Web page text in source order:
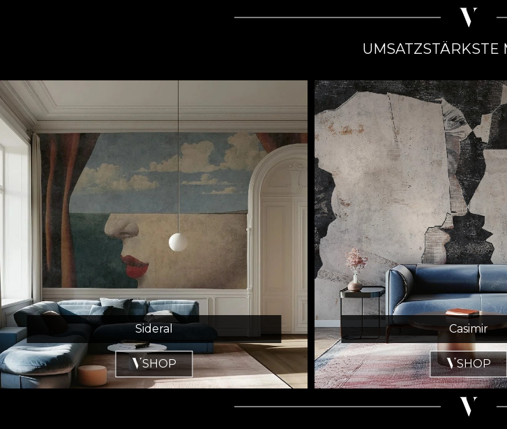
UMSATZSTÄRKSTE
Sideral
SHOP
Casimir
SHOP